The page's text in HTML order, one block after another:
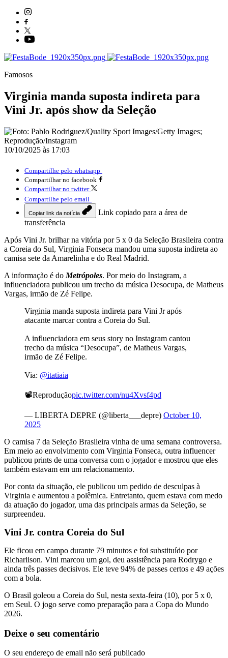
Famosos
Virginia manda suposta indireta para
Vini Jr. após show da Seleção
10/10/2025 às 17:03
Compartilhe pelo whatsapp
Compartilhar no facebook
Compartilhar no twitter
Compartilhe pelo email
Copiar link da notícia
Link copiado para a área de
transferência
Após Vini Jr. brilhar na vitória por 5 x 0 da Seleção Brasileira contra
a Coreia do Sul, Virginia Fonseca mandou uma suposta indireta ao
camisa sete da Amarelinha e do Real Madrid.
A informação é do Metrópoles. Por meio do Instagram, a
influenciadora publicou um trecho da música Desocupa, de Matheus
Vargas, irmão de Zé Felipe.
Virginia manda suposta indireta para Vini Jr após
atacante marcar contra a Coreia do Sul.
A influenciadora em seus story no Instagram cantou
trecho da música “Desocupa”, de Matheus Vargas,
irmão de Zé Felipe.
Via: @itatiaia
📽️Reproduçãopic.twitter.com/nu4Xvsf4pd
— LIBERTA DEPRE (@liberta___depre) October 10,
2025
O camisa 7 da Seleção Brasileira vinha de uma semana controversa.
Em meio ao envolvimento com Virginia Fonseca, outra influencer
publicou prints de uma conversa com o jogador e mostrou que eles
também estavam em um relacionamento.
Por conta da situação, ele publicou um pedido de desculpas à
Virginia e aumentou a polêmica. Entretanto, quem estava com medo
da atuação do jogador, uma das principais armas da Seleção, se
surpreendeu.
Vini Jr. contra Coreia do Sul
Ele ficou em campo durante 79 minutos e foi substituído por
Richarlison. Vini marcou um gol, deu assistência para Rodrygo e
ainda três passes decisivos. Ele teve 94% de passes certos e 49 ações
com a bola.
O Brasil goleou a Coreia do Sul, nesta sexta-feira (10), por 5 x 0,
em Seul. O jogo serve como preparação para a Copa do Mundo
2026.
Deixe o seu comentário
O seu endereço de email não será publicado